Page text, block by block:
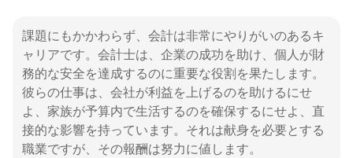
課題にもかかわらず、会計は非常にやりがいのあるキ
ャリアです。会計士は、企業の成功を助け、個人が財
務的な安全を達成するのに重要な役割を果たします。
彼らの仕事は、会社が利益を上げるのを助けるにせ
よ、家族が予算内で生活するのを確保するにせよ、直
接的な影響を持っています。それは献身を必要とする
職業ですが、その報酬は努力に値します。